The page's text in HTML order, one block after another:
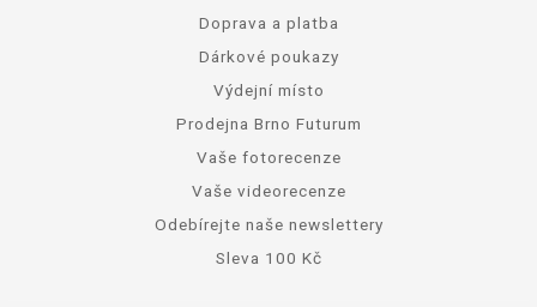
Doprava a platba
Dárkové poukazy
Výdejní místo
Prodejna Brno Futurum
Vaše fotorecenze
Vaše videorecenze
Odebírejte naše newslettery
Sleva 100 Kč